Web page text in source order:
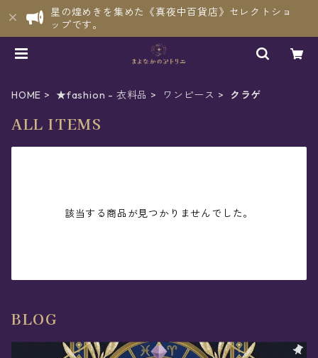
星の煌めきを集めた《真夜中百貨店》セレクトショ
ップです。
HOME ★fashion - 衣料品 ワンピース クラゲ
ALL ITEMS
該当する商品が見つかりませんでした。
BLOG